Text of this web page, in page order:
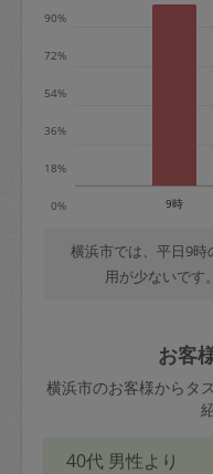
0%
18%
36%
54%
72%
90%
9時
横浜市では、平日9
用が少ないです
お客
横浜市のお客様からタ
40代 男性より